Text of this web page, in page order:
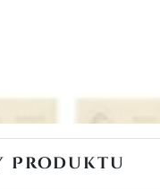
Produktu